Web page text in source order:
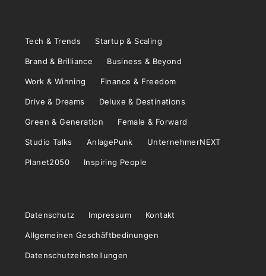
Tech & Trends Startup & Scaling
Brand & Brilliance Business & Beyond
Work & Winning Finance & Freedom
Drive & Dreams Deluxe & Destinations
Green & Generation Female & Forward
Studio Talks AnlagePunk UnternehmerNEXT
Planet2050 Inspiring People
Datenschutz Impressum Kontakt
Allgemeinen Geschäftbedinungen
Datenschutzeinstellungen